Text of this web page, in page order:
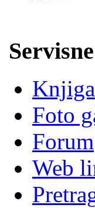
Servisne
Foto
Forum
Web